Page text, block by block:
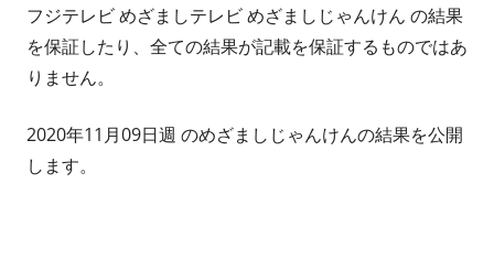
フジテレビ めざましテレビ めざましじゃんけん の結果
を保証したり、全ての結果が記載を保証するものではあ
りません。
2020年11月09日週 のめざましじゃんけんの結果を公開
します。